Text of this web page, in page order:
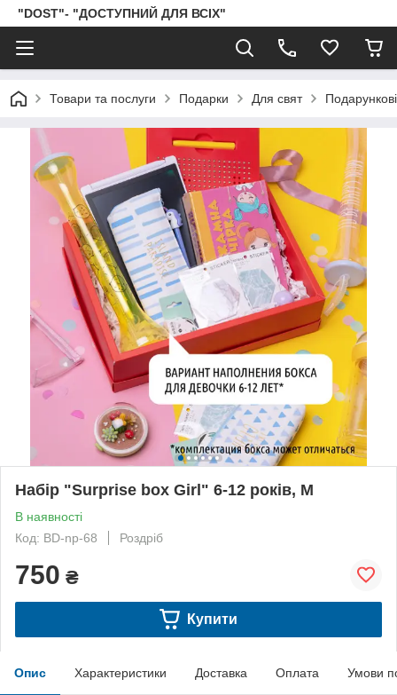
"DOST"- "ДОСТУПНИЙ ДЛЯ ВСІХ"
Товари та послуги Подарки Для свят
Набір "Surprise box Girl" 6-12 років, M
В наявності
Код: BD-np-68
Роздріб
750 ₴
Купити
Опис Характеристики Доставка Оплата Умови